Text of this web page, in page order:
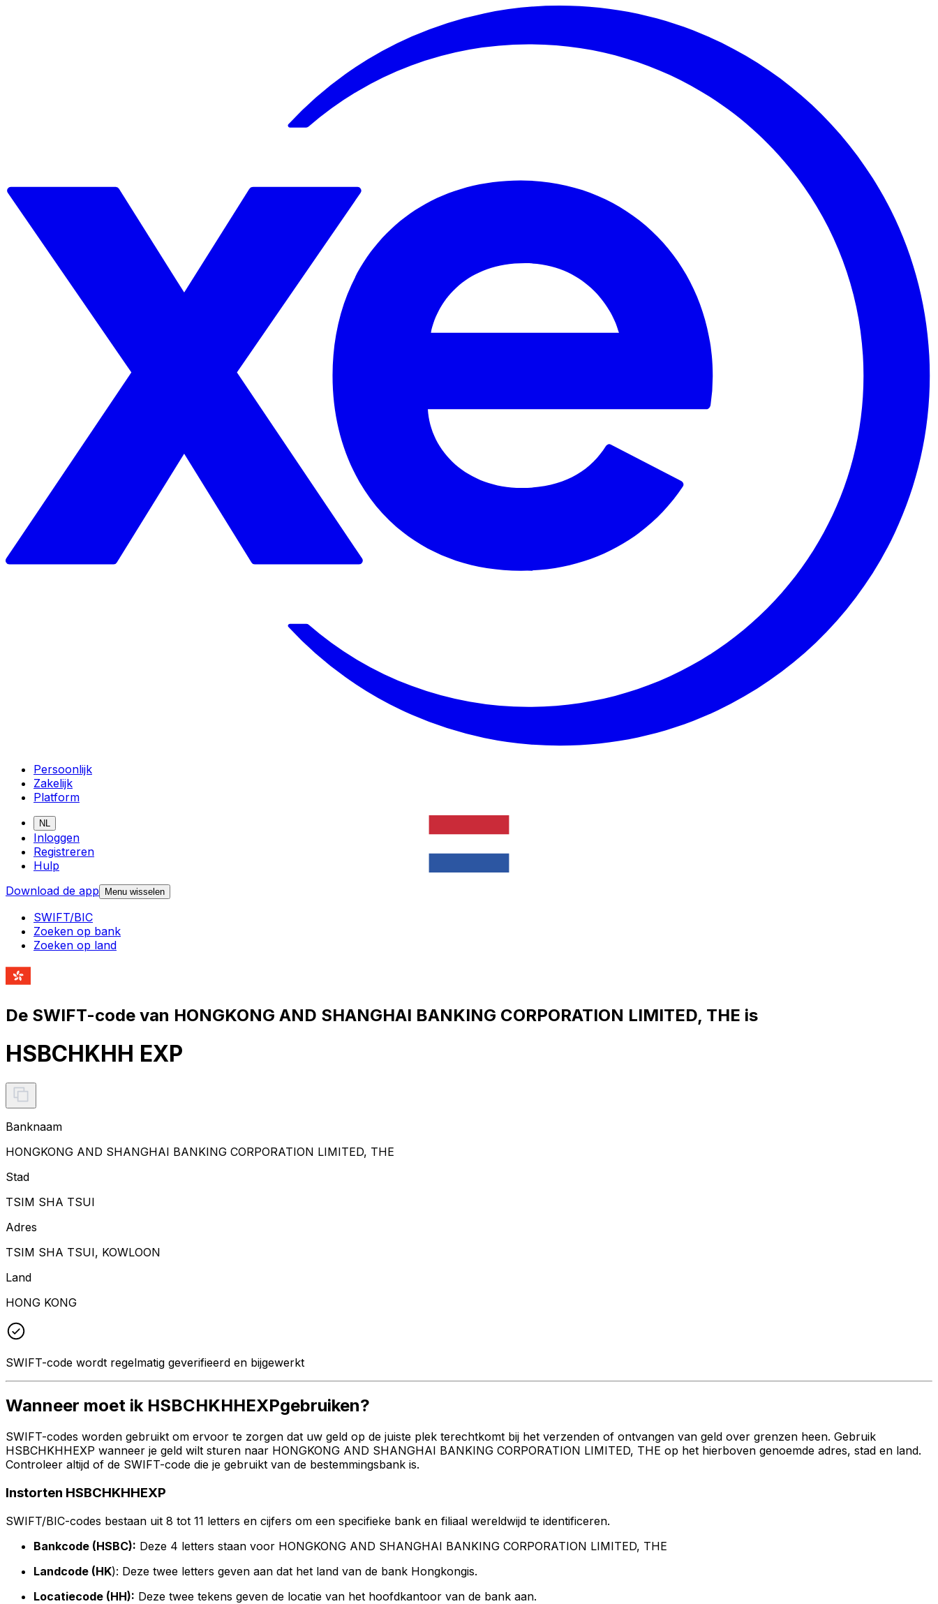
Persoonlijk
Zakelijk
Platform
NL
Inloggen
Registreren
Hulp
Download de app
Menu wisselen
SWIFT/BIC
Zoeken op bank
Zoeken op land
De SWIFT-code van HONGKONG AND SHANGHAI BANKING CORPORATION LIMITED, THE is
HSBCHKHH EXP
Banknaam
HONGKONG AND SHANGHAI BANKING CORPORATION LIMITED, THE
Stad
TSIM SHA TSUI
Adres
TSIM SHA TSUI, KOWLOON
Land
HONG KONG
SWIFT-code wordt regelmatig geverifieerd en bijgewerkt
Wanneer moet ik HSBCHKHHEXPgebruiken?
SWIFT-codes worden gebruikt om ervoor te zorgen dat uw geld op de juiste plek terechtkomt bij het verzenden of ontvangen van geld over grenzen heen. Gebruik
HSBCHKHHEXP wanneer je geld wilt sturen naar HONGKONG AND SHANGHAI BANKING CORPORATION LIMITED, THE op het hierboven genoemde adres, stad en land.
Controleer altijd of de SWIFT-code die je gebruikt van de bestemmingsbank is.
Instorten HSBCHKHHEXP
SWIFT/BIC-codes bestaan uit 8 tot 11 letters en cijfers om een specifieke bank en filiaal wereldwijd te identificeren.
Bankcode (HSBC): Deze 4 letters staan voor HONGKONG AND SHANGHAI BANKING CORPORATION LIMITED, THE
Landcode (HK): Deze twee letters geven aan dat het land van de bank Hongkongis.
Locatiecode (HH): Deze twee tekens geven de locatie van het hoofdkantoor van de bank aan.